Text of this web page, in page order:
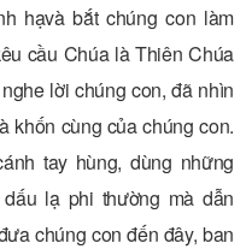
hạvà bắt chúng con làm
cầu Chúa là Thiên Chúa
lời chúng con, đã nhìn
khốn cùng của chúng con.
tay hùng, dùng những
lạ phi thường mà dẫn
chúng con đến đây, ban